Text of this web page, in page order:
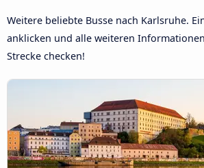
Weitere beliebte Busse nach Karlsruhe.
anklicken und alle weiteren
Strecke checken!